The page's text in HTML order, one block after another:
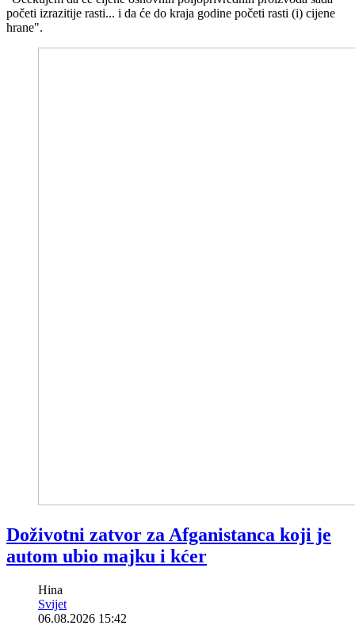
početi izrazitije rasti... i da će do kraja godine početi rasti (i) cijene
hrane".
Doživotni zatvor za Afganistanca koji je
autom ubio majku i kćer
Hina
Svijet
06.08.2026 15:42